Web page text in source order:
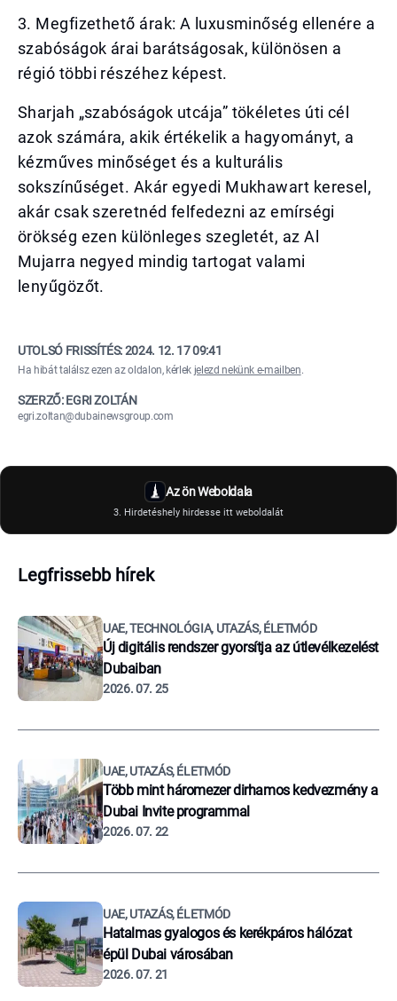
3. Megfizethető árak: A luxusminőség ellenére a
szabóságok árai barátságosak, különösen a
régió többi részéhez képest.
Sharjah „szabóságok utcája” tökéletes úti cél
azok számára, akik értékelik a hagyományt, a
kézműves minőséget és a kulturális
sokszínűséget. Akár egyedi Mukhawart keresel,
akár csak szeretnéd felfedezni az emírségi
örökség ezen különleges szegletét, az Al
Mujarra negyed mindig tartogat valami
lenyűgözőt.
UTOLSÓ FRISSÍTÉS:2024. 12. 17 09:41
Ha hibát találsz ezen az oldalon, kérlek jelezd nekünk e-mailben.
SZERZŐ: EGRI ZOLTÁN
egri.zoltan@dubainewsgroup.com
Az ön Weboldala
3. Hirdetéshely hirdesse itt weboldalát
Legfrissebb hírek
UAE, TECHNOLÓGIA, UTAZÁS, ÉLETMÓD
Új digitális rendszer gyorsítja az útlevélkezelést
Dubaiban
2026. 07. 25
UAE, UTAZÁS, ÉLETMÓD
Több mint háromezer dirhamos kedvezmény a
Dubai Invite programmal
2026. 07. 22
UAE, UTAZÁS, ÉLETMÓD
Hatalmas gyalogos és kerékpáros hálózat
épül Dubai városában
2026. 07. 21